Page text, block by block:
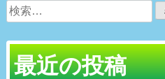
検
索:
最近の投稿